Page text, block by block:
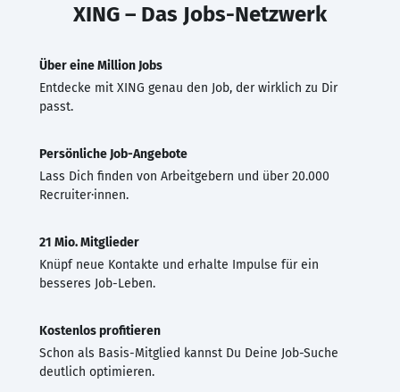
XING – Das Jobs-Netzwerk
Über eine Million Jobs
Entdecke mit XING genau den Job, der wirklich zu Dir
passt.
Persönliche Job-Angebote
Lass Dich finden von Arbeitgebern und über 20.000
Recruiter·innen.
21 Mio. Mitglieder
Knüpf neue Kontakte und erhalte Impulse für ein
besseres Job-Leben.
Kostenlos profitieren
Schon als Basis-Mitglied kannst Du Deine Job-Suche
deutlich optimieren.